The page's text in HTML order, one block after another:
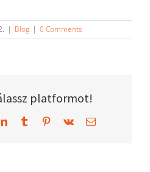
| Blog | 0 Comments
platformot!
LinkedInTumblrPinterest
Vk Email